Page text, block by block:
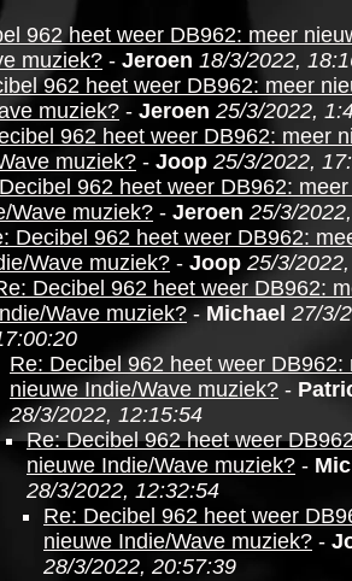
962 heet weer DB962: meer
muziek? - Jeroen 18/3/2022,
962 heet weer DB962: meer
muziek? - Jeroen 25/3/2022,
962 heet weer DB962: meer
muziek? - Joop 25/3/2022,
962 heet weer DB962:
Wave muziek? - Jeroen 25/3/
Decibel 962 heet weer DB962:
Wave muziek? - Joop 25/3/
Decibel 962 heet weer DB962:
Wave muziek? - Michael 27/3/
Re: Decibel 962 heet weer DB962:
nieuwe Indie/Wave muziek? -
28/3/2022, 12:15:54
Re: Decibel 962 heet weer
nieuwe Indie/Wave muziek? -
28/3/2022, 12:32:54
Re: Decibel 962 heet weer
nieuwe Indie/Wave muziek? -
28/3/2022, 20:57:39